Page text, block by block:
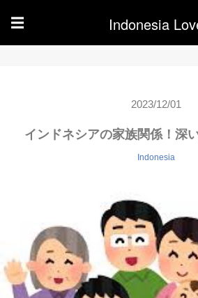
☰ Indonesia
2023/12/01
インドネシアの家族関係！深
Indonesia